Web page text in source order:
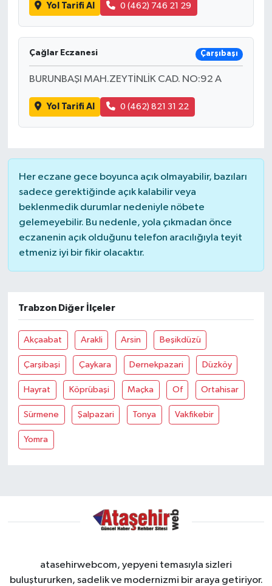
Yol Tarifi Al 0 (462) 746 21 29
Çağlar Eczanesi Çarşıbaşı
BURUNBAŞI MAH.ZEYTİNLİK CAD. NO:92 A
Yol Tarifi Al 0 (462) 821 31 22
Her eczane gece boyunca açık olmayabilir, bazıları
sadece gerektiğinde açık kalabilir veya
beklenmedik durumlar nedeniyle nöbete
gelemeyebilir. Bu nedenle, yola çıkmadan önce
eczanenin açık olduğunu telefon aracılığıyla teyit
etmeniz iyi bir fikir olacaktır.
Trabzon Diğer İlçeler
Akçaabat Arakli Arsin Beşikdüzü
Çarşibaşi Çaykara Dernekpazari Düzköy
Hayrat Köprübaşi Maçka Of Ortahisar
Sürmene Şalpazari Tonya Vakfikebir
Yomra
atasehirwebcom, yepyeni temasıyla sizleri
buluştururken, sadelik ve modernizmi bir araya getiriyor.